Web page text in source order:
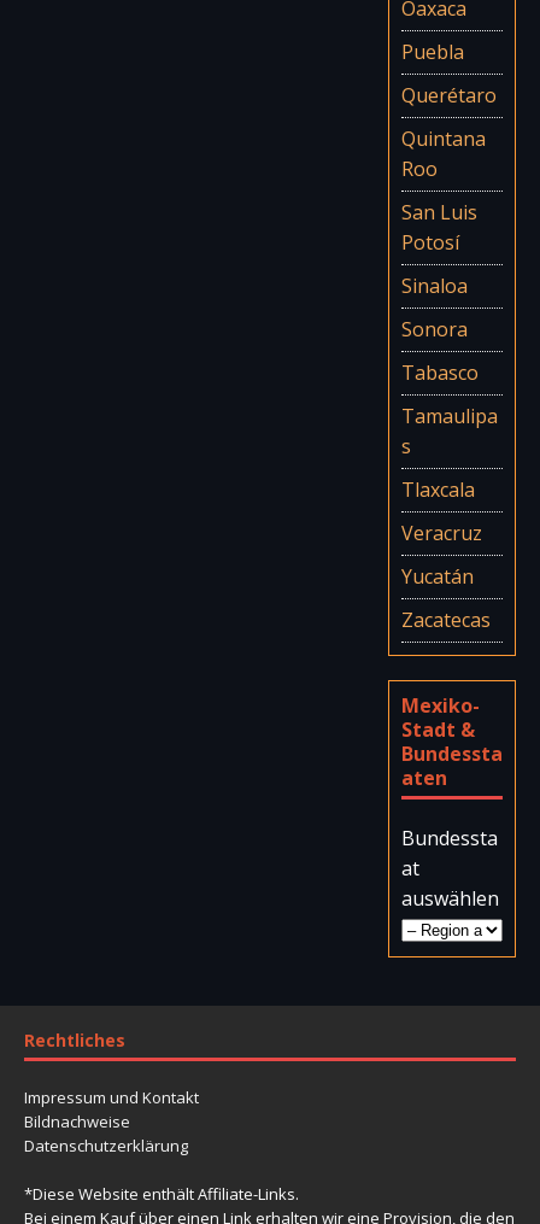
Querétaro
Quintana
Roo
San Luis
Potosí
Sinaloa
Sonora
Tabasco
Tamaulipa
s
Veracruz
Yucatán
Zacatecas
Mexiko-
Stadt &
Bundessta
aten
Bundessta
auswählen
Impressum und Kontakt
Bildnachweise
Datenschutzerklärung
*Diese Website enthält Affiliate-Links.
Betrieb der Website unterstützt. Für Nutzer entstehen keine
Mehrkosten.